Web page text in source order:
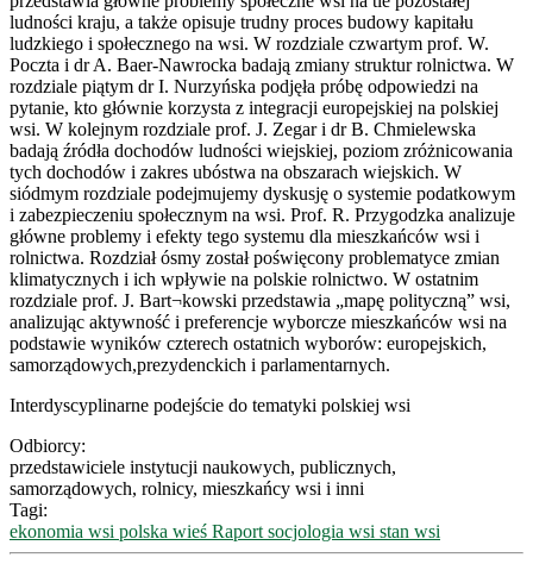
ludności kraju, a także opisuje trudny proces budowy kapitału
ludzkiego i społecznego na wsi. W rozdziale czwartym prof. W.
Poczta i dr A. Baer-Nawrocka badają zmiany struktur rolnictwa. W
rozdziale piątym dr I. Nurzyńska podjęła próbę odpowiedzi na
pytanie, kto głównie korzysta z integracji europejskiej na polskiej
wsi. W kolejnym rozdziale prof. J. Zegar i dr B. Chmielewska
badają źródła dochodów ludności wiejskiej, poziom zróżnicowania
tych dochodów i zakres ubóstwa na obszarach wiejskich. W
siódmym rozdziale podejmujemy dyskusję o systemie podatkowym
i zabezpieczeniu społecznym na wsi. Prof. R. Przygodzka analizuje
główne problemy i efekty tego systemu dla mieszkańców wsi i
rolnictwa. Rozdział ósmy został poświęcony problematyce zmian
klimatycznych i ich wpływie na polskie rolnictwo. W ostatnim
rozdziale prof. J. Bart¬kowski przedstawia „mapę polityczną” wsi,
analizując aktywność i preferencje wyborcze mieszkańców wsi na
podstawie wyników czterech ostatnich wyborów: europejskich,
samorządowych,prezydenckich i parlamentarnych.
Interdyscyplinarne podejście do tematyki polskiej wsi
Odbiorcy:
przedstawiciele instytucji naukowych, publicznych,
samorządowych, rolnicy, mieszkańcy wsi i inni
Tagi:
ekonomia wsi polska wieś Raport socjologia wsi stan wsi